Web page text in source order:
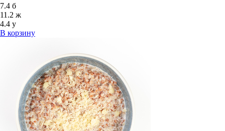
7.4 б
11.2 ж
4.4 у
В корзину